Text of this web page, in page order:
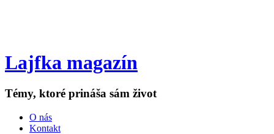
Lajfka magazín
Témy, ktoré prináša sám život
O nás
Kontakt